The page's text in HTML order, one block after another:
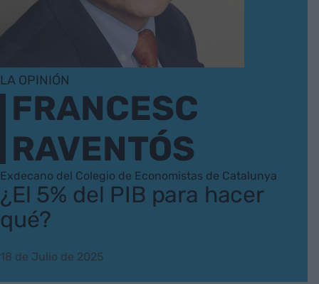
LA OPINIÓN
FRANCESC
RAVENTÓS
Exdecano del Colegio de Economistas de Catalunya
¿El 5% del PIB para hacer
qué?
18 de Julio de 2025